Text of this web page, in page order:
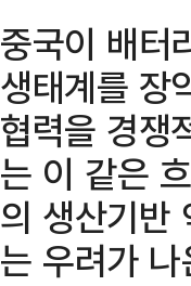
중국이 배터
생태계를 장
협력을 경쟁
는 이 같은
의 생산기반
는 우려가 나